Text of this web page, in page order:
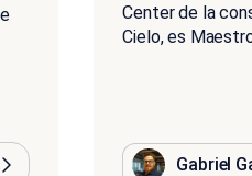
Center de la
Cielo, es
Gabriel